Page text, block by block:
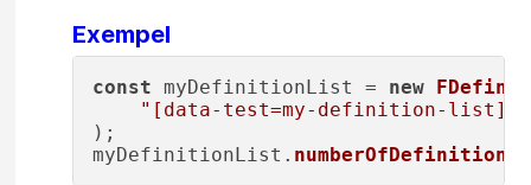
Exempel
const myDefinitionList = new
"[data-test=my-definition-list]"
);
myDefinitionList. numberOfDefinitions